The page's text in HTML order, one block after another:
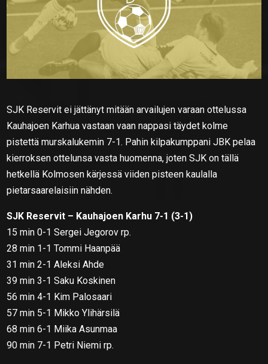
SJK Reservit ei jättänyt mitään arvailujen varaan ottelussa
Kauhajoen Karhua vastaan vaan nappasi täydet kolme
pistettä murskalukemin 7-1. Pahin kilpakumppani JBK pelaa
kierroksen ottelunsa vasta huomenna, joten SJK on tällä
hetkellä Kolmosen kärjessä viiden pisteen kaulalla
pietarsaarelaisiin nähden.
SJK Reservit – Kauhajoen Karhu 7-1 (3-1)
15 min 0-1 Sergei Jegorov rp.
28 min 1-1 Tommi Haanpää
31 min 2-1 Aleksi Ahde
39 min 3-1 Saku Koskinen
56 min 4-1 Kim Palosaari
57 min 5-1 Mikko Ylihärsilä
68 min 6-1 Miika Asunmaa
90 min 7-1 Petri Niemi rp.